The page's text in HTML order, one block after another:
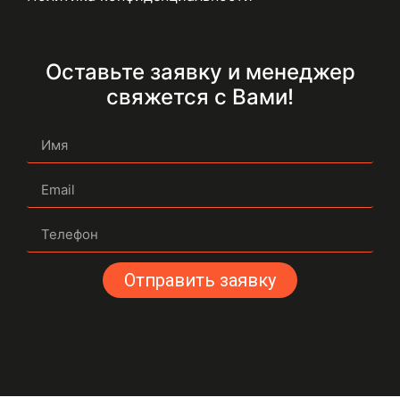
Оставьте заявку и менеджер
свяжется с Вами!
Отправить заявку